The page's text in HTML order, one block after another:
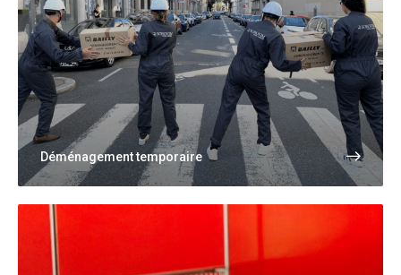
Déménagement temporaire